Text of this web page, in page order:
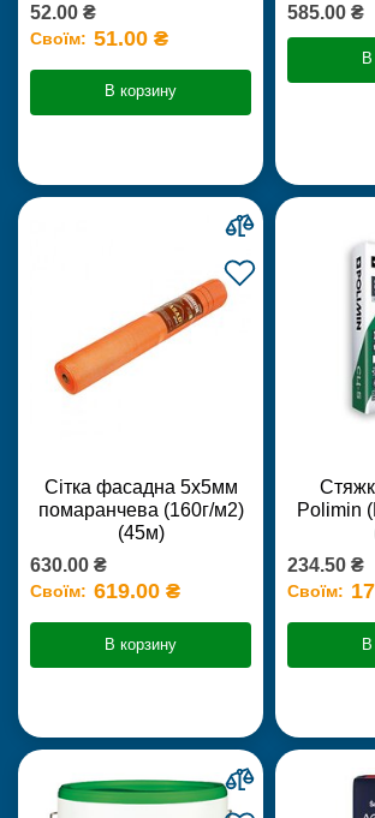
52.00 ₴
Своїм: 51.00 ₴
В корзину
585.00 ₴
В
Сітка фасадна 5х5мм
помаранчева (160г/м2)
(45м)
630.00 ₴
Своїм: 619.00 ₴
В корзину
Polimin
234.50 ₴
Своїм:
В